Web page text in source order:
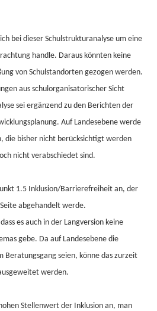
bei dieser Schulstrukturanalyse um eine
handle. Daraus könnten keine
von Schulstandorten gezogen werden.
aus schulorganisatorischer Sicht
sei ergänzend zu den Berichten der
Auf Landesebene werde
die bisher nicht berücksichtigt werden
nicht verabschiedet sind.
1.5 Inklusion/Barrierefreiheit an, der
abgehandelt werde.
es auch in der Langversion keine
gebe. Da auf Landesebene die
Beratungsgang seien, könne das zurzeit
werden.
Stellenwert der Inklusion an, man